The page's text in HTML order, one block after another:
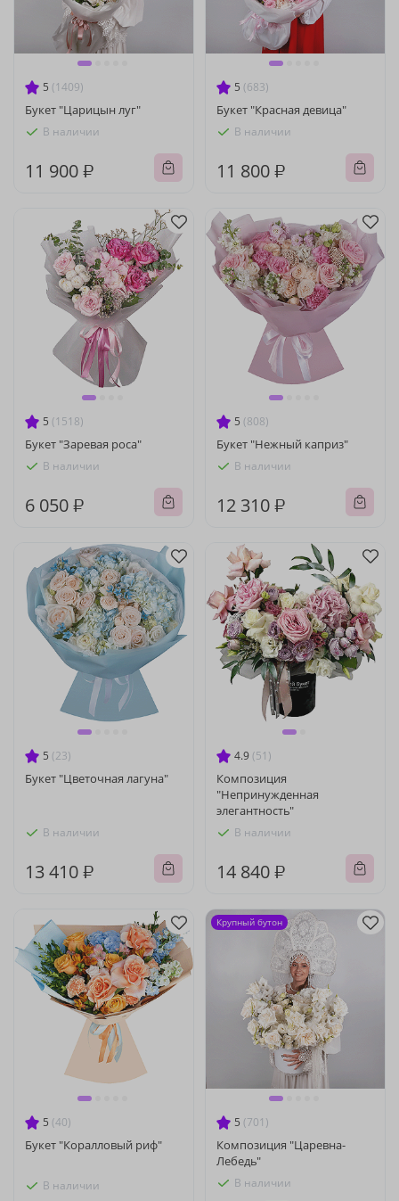
5 (1409)
Букет "Царицын луг"
В наличии
11 900 ₽
5 (683)
Букет "Красная девица"
В наличии
11 800 ₽
5 (1518)
Букет "Заревая роса"
В наличии
6 050 ₽
5 (808)
Букет "Нежный каприз"
В наличии
12 310 ₽
5 (23)
Букет "Цветочная лагуна"
В наличии
13 410 ₽
4.9 (51)
Композиция
"Непринужденная
элегантность"
В наличии
14 840 ₽
5 (40)
Букет "Коралловый риф"
В наличии
5 (701)
Композиция "Царевна-
Лебедь"
В наличии
Крупный бутон